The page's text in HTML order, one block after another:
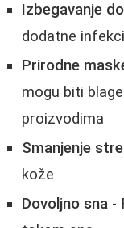
Izbegavanje
dodatne
Prirodne
mogu biti
proizvodima
Smanjenje
kože
Dovoljno sna -